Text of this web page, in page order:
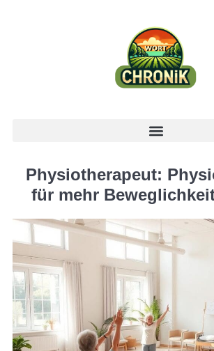
Physiotherapeut:
für mehr